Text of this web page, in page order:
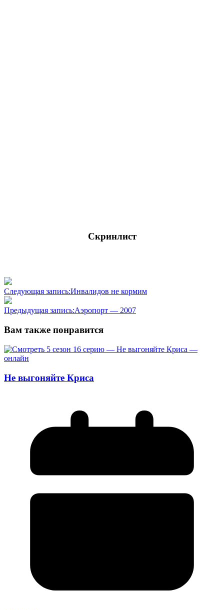
Скринлист
Следующая запись:Инвалидов не кормим
Предыдущая запись:Аэропорт — 2007
Вам также понравится
Не выгоняйте Криса